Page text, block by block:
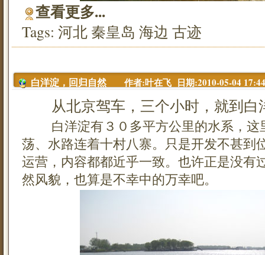
查看更多...
Tags: 河北 秦皇岛 海边 古迹
白洋淀，回归自然 作者:叶在飞 日期:2010-05-04
从北京驾车，三个小时，就到白
白洋淀有３０多平方公里的水系，
荡、水路连着十村八寨。只是开发不甚到
运营，内容都都近乎一致。也许正是没有
然风貌，也算是不幸中的万幸吧。